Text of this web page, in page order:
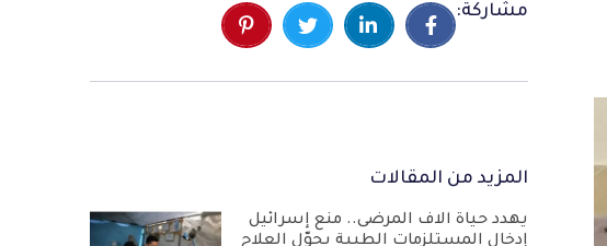
مشاركة:
المزيد من المقالات
يهدد حياة آلاف المرضى.. منع إسرائيل
إدخال المستلزمات الطبية يحوّل العلاج